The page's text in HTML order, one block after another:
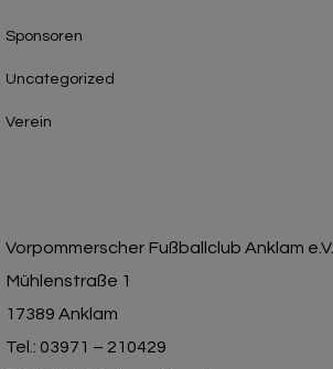
Sponsoren
Uncategorized
Verein
Vorpommerscher Fußballclub Anklam e.V.
Mühlenstraße 1
17389 Anklam
Tel.: 03971 – 210429